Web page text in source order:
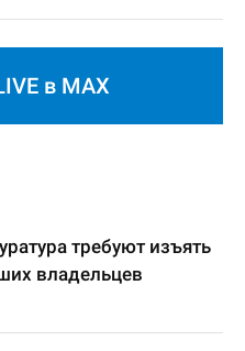
в MAX
требуют изъять
владельцев